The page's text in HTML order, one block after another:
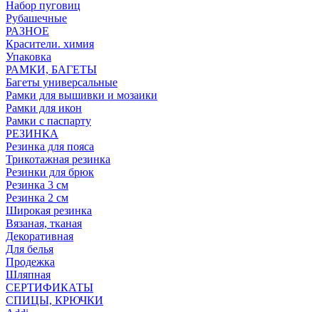
Набор пуговиц
Рубашечные
РАЗНОЕ
Красители. химия
Упаковка
РАМКИ, БАГЕТЫ
Багеты универсальные
Рамки для вышивки и мозаики
Рамки для икон
Рамки с паспарту
РЕЗИНКА
Резинка для пояса
Трикотажная резинка
Резинки для брюк
Резинка 3 см
Резинка 2 см
Широкая резинка
Вязаная, тканая
Декоративная
Для белья
Продежка
Шляпная
СЕРТИФИКАТЫ
СПИЦЫ, КРЮЧКИ